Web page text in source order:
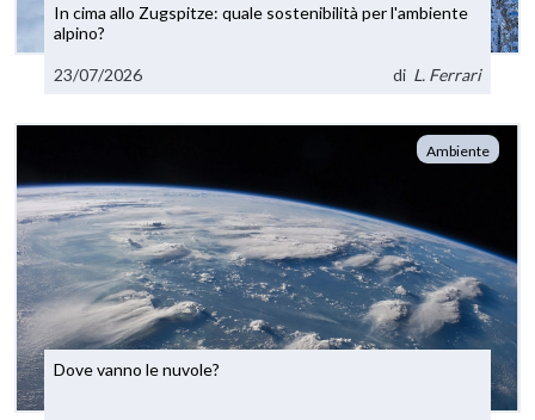
In cima allo Zugspitze: quale sostenibilità per l'ambiente
alpino?
23/07/2026 di L. Ferrari
Ambiente
Dove vanno le nuvole?